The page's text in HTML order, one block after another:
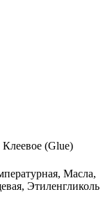
(Glue)
Масла,
Этиленгликоль